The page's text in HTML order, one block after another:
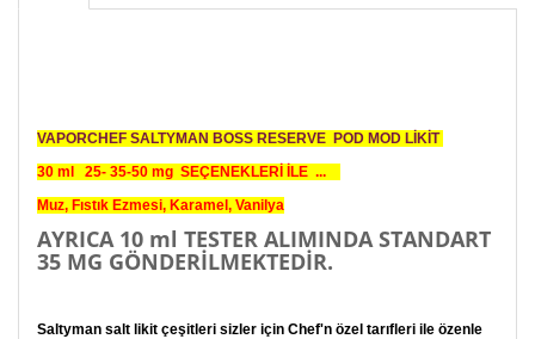
VAPORCHEF SALTYMAN BOSS RESERVE POD MOD LİKİT
30 ml 25- 35-50 mg SEÇENEKLERİ İLE ...
Muz, Fıstık Ezmesi, Karamel, Vanilya
AYRICA 10 ml TESTER ALIMINDA STANDART
35 MG GÖNDERİLMEKTEDİR.
Saltyman salt likit çeşitleri sizler için Chef'n özel tarıfleri ile özenle